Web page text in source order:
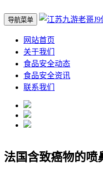
导航菜单
网站首页
关于我们
食品安全动态
食品安全资讯
联系我们
法国含致癌物的喷